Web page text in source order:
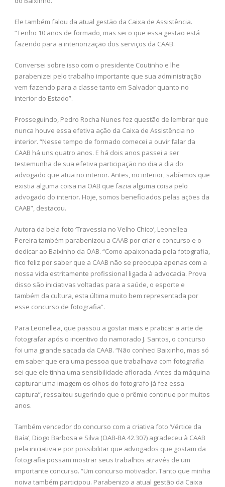
Ele também falou da atual gestão da Caixa de Assistência.
“Tenho 10 anos de formado, mas sei o que essa gestão está
fazendo para a interiorização dos serviços da CAAB.
Conversei sobre isso com o presidente Coutinho e lhe
parabenizei pelo trabalho importante que sua administração
vem fazendo para a classe tanto em Salvador quanto no
interior do Estado”.
Prosseguindo, Pedro Rocha Nunes fez questão de lembrar que
nunca houve essa efetiva ação da Caixa de Assistência no
interior. “Nesse tempo de formado comecei a ouvir falar da
CAAB há uns quatro anos. E há dois anos passei a ser
testemunha de sua efetiva participação no dia a dia do
advogado que atua no interior. Antes, no interior, sabíamos que
existia alguma coisa na OAB que fazia alguma coisa pelo
advogado do interior. Hoje, somos beneficiados pelas ações da
CAAB”, destacou.
Autora da bela foto ‘Travessia no Velho Chico’, Leonellea
Pereira também parabenizou a CAAB por criar o concurso e o
dedicar ao Baixinho da OAB. “Como apaixonada pela fotografia,
fico feliz por saber que a CAAB não se preocupa apenas com a
nossa vida estritamente profissional ligada à advocacia. Prova
disso são iniciativas voltadas para a saúde, o esporte e
também da cultura, esta última muito bem representada por
esse concurso de fotografia”.
Para Leonellea, que passou a gostar mais e praticar a arte de
fotografar após o incentivo do namorado J. Santos, o concurso
foi uma grande sacada da CAAB. “Não conheci Baixinho, mas só
em saber que era uma pessoa que trabalhava com fotografia
sei que ele tinha uma sensibilidade aflorada. Antes da máquina
capturar uma imagem os olhos do fotografo já fez essa
captura”, ressaltou sugerindo que o prêmio continue por muitos
anos.
Também vencedor do concurso com a criativa foto ‘Vértice da
Baía’, Diogo Barbosa e Silva (OAB-BA 42.307) agradeceu à CAAB
pela iniciativa e por possibilitar que advogados que gostam da
fotografia possam mostrar seus trabalhos através de um
importante concurso. “Um concurso motivador. Tanto que minha
noiva também participou. Parabenizo a atual gestão da Caixa